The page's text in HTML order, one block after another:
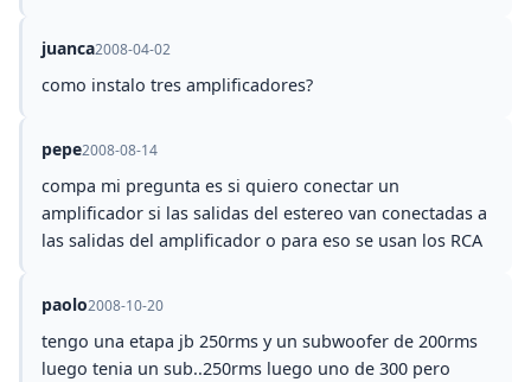
juanca2008-04-02
como instalo tres amplificadores?
pepe2008-08-14
compa mi pregunta es si quiero conectar un
amplificador si las salidas del estereo van conectadas a
las salidas del amplificador o para eso se usan los RCA
paolo2008-10-20
tengo una etapa jb 250rms y un subwoofer de 200rms
luego tenia un sub..250rms luego uno de 300 pero